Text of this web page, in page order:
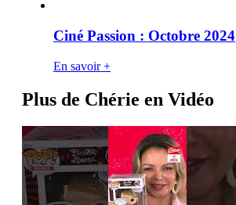
Ciné Passion : Octobre 2024
En savoir +
Plus de Chérie en Vidéo